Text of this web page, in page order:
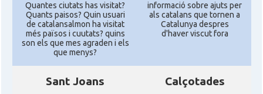
Quantes ciutats has visitat?
Quants paisos? Quin usuari
de catalansalmon ha visitat
més països i cuutats? quins
son els que mes agraden i els
que menys?
informació sobre ajuts per
als catalans que tornen a
Catalunya despres
d'haver viscut fora
Sant Joans Calçotades